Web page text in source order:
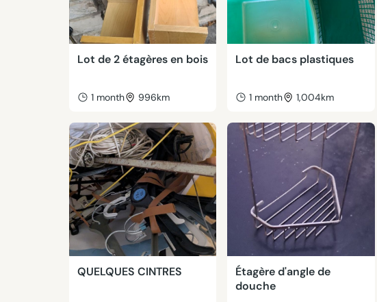
Lot de 2 étagères en bois
1 month 996km
Lot de bacs plastiques
1 month 1,004km
QUELQUES CINTRES
Étagère d'angle de
douche